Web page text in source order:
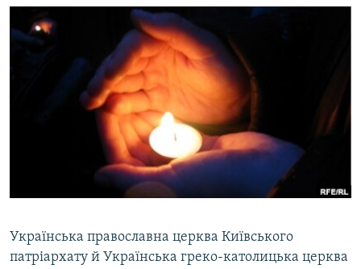
УКРАЇНА
СХЕМИ
КИТАЙ.ВИКЛИКИ
МУЛЬТИМЕДІА
СПЕЦПРОЄКТИ
РУС
УКР
Українська православна церква Київського
патріархату й Українська греко-католицька церква